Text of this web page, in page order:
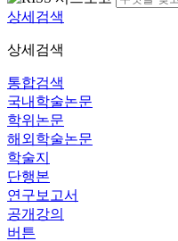
상세검색
상세검색
통합검색
국내학술논문
학위논문
해외학술논문
학술지
단행본
연구보고서
공개강의
버튼